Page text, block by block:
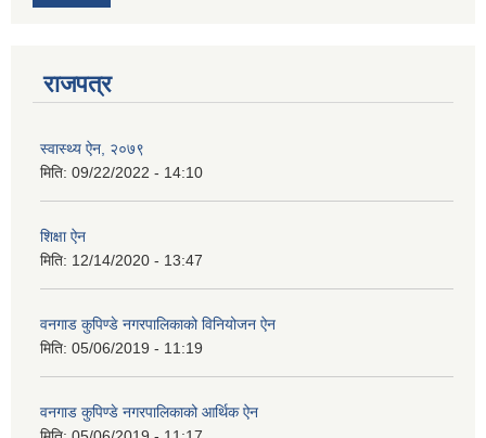
राजपत्र
स्वास्थ्य ऐन, २०७९
मिति: 09/22/2022 - 14:10
शिक्षा ऐन
मिति: 12/14/2020 - 13:47
वनगाड कुपिण्डे नगरपालिकाको विनियोजन ऐन
मिति: 05/06/2019 - 11:19
वनगाड कुपिण्डे नगरपालिकाको आर्थिक ऐन